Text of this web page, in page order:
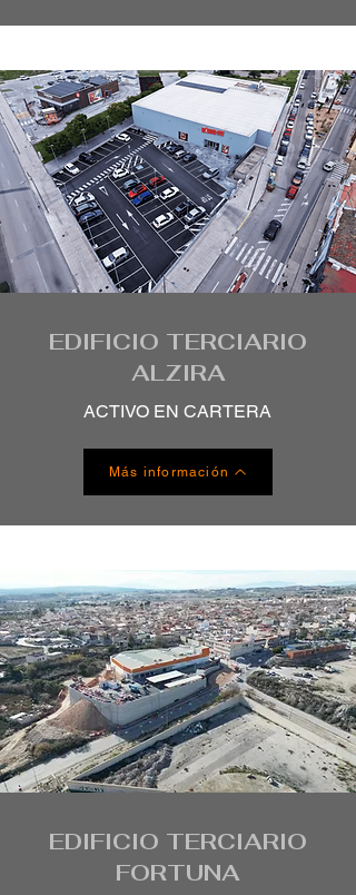
EDIFICIO TERCIARIO
ALZIRA
ACTIVO EN CARTERA
Más información
EDIFICIO TERCIARIO
FORTUNA